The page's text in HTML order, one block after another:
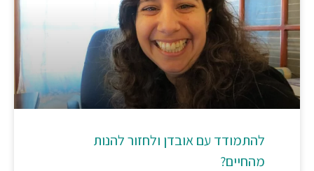
להתמודד עם אובדן ולחזור להנות
מהחיים?